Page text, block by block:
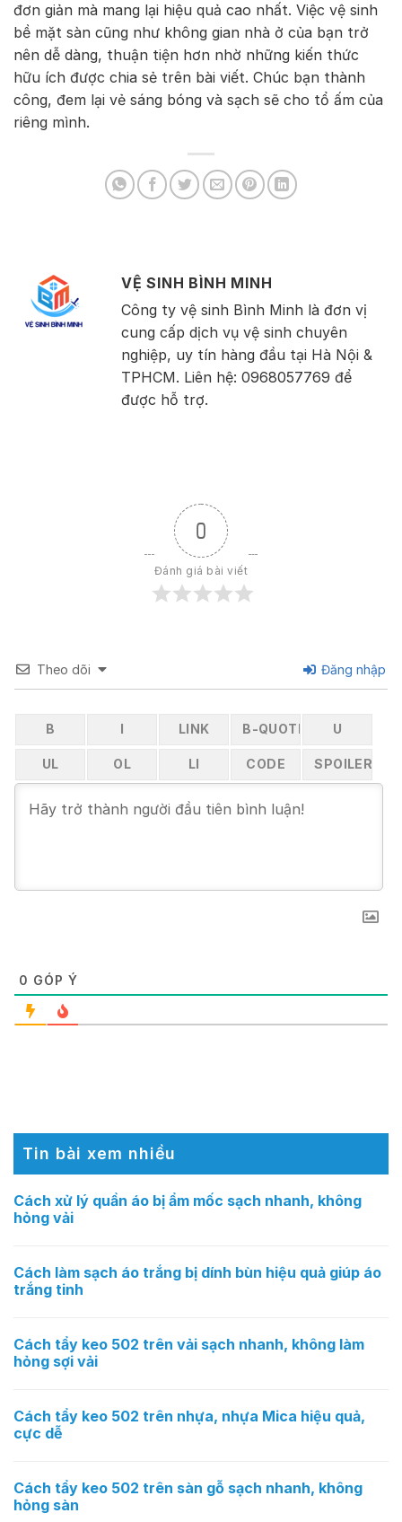
đơn giản mà mang lại hiệu quả cao nhất. Việc vệ sinh
bề mặt sàn cũng như không gian nhà ở của bạn trở
nên dễ dàng, thuận tiện hơn nhờ những kiến thức
hữu ích được chia sẻ trên bài viết. Chúc bạn thành
công, đem lại vẻ sáng bóng và sạch sẽ cho tổ ấm của
riêng mình.
VỆ SINH BÌNH MINH
Công ty vệ sinh Bình Minh là đơn vị
cung cấp dịch vụ vệ sinh chuyên
nghiệp, uy tín hàng đầu tại Hà Nội &
TPHCM. Liên hệ: 0968057769 để
được hỗ trợ.
0
Đánh giá bài viết
Theo dõi Đăng nhập
0 GÓP Ý
Tin bài xem nhiều
Cách xử lý quần áo bị ẩm mốc sạch nhanh, không
hỏng vải
Cách làm sạch áo trắng bị dính bùn hiệu quả giúp áo
trắng tinh
Cách tẩy keo 502 trên vải sạch nhanh, không làm
hỏng sợi vải
Cách tẩy keo 502 trên nhựa, nhựa Mica hiệu quả,
cực dễ
Cách tẩy keo 502 trên sàn gỗ sạch nhanh, không
hỏng sàn